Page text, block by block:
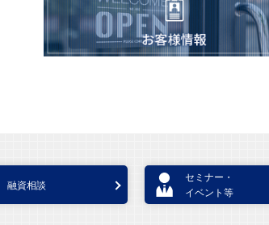
融資相談
セミナー・
イベント等